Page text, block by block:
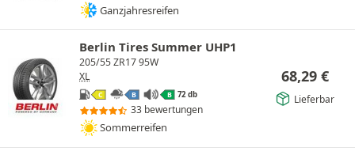
Ganzjahresreifen
Berlin Tires Summer UHP1
205/55 ZR17 95W
XL
C B B 72 db
33 bewertungen
Sommerreifen
68,29 €
Lieferbar